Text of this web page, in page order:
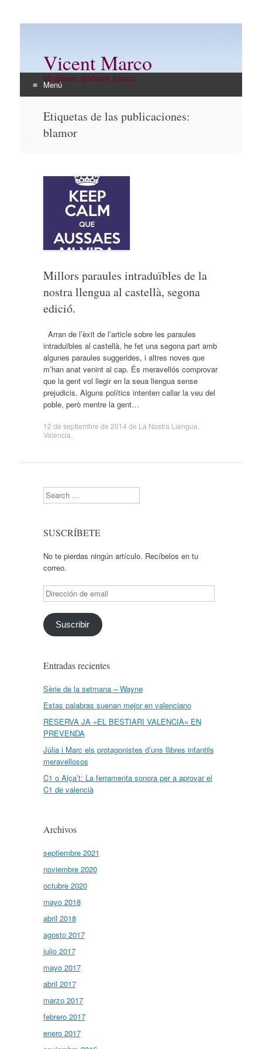
Vicent Marco
Mi opinión @Vicent_Marco
Menú
contenido
Etiquetas de las publicaciones:
blamor
Millors paraules intraduïbles de la
nostra llengua al castellà, segona
edició.
Arran de l’èxit de l’article sobre les paraules
intraduïbles al castellà, he fet una segona part amb
algunes paraules suggerides, i altres noves que
m’han anat venint al cap. És meravellós comprovar
que la gent vol llegir en la seua llengua sense
prejudicis. Alguns polítics intenten callar la veu del
poble, però mentre la gent…
12 de septiembre de 2014 de La Nostra Llengua
Valencia
Search
SUSCRÍBETE
No te pierdas ningún artículo. Recíbelos en tu
correo.
Dirección
de
email
Suscribir
Entradas recientes
Sèrie de la setmana – Wayne
Estas palabras suenan mejor en valenciano
RESERVA JA «EL BESTIARI VALENCIÀ» EN
PREVENDA
Júlia i Marc els protagonistes d’uns llibres infantils
meravellosos
C1 o Alça’t: La ferramenta sonora per a aprovar el
C1 de valencià
Archivos
septiembre 2021
noviembre 2020
octubre 2020
mayo 2018
abril 2018
agosto 2017
julio 2017
mayo 2017
abril 2017
marzo 2017
febrero 2017
enero 2017